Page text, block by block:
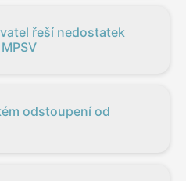
řeší nedostatek
odstoupení od